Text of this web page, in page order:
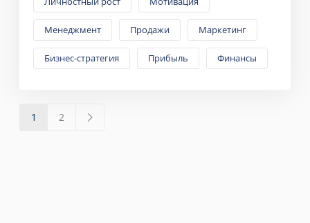
Менеджмент Продажи Маркетинг
Бизнес-стратегия Прибыль Финансы
1 2